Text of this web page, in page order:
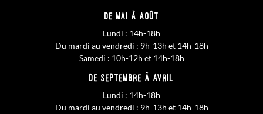
De MAI à AOÛT
Lundi : 14h-18h
Du mardi au vendredi : 9h-13h et 14h-18h
Samedi : 10h-12h et 14h-18h
De SEPTEMBRE à AVRIL
Lundi : 14h-18h
Du mardi au vendredi : 9h-13h et 14h-18h